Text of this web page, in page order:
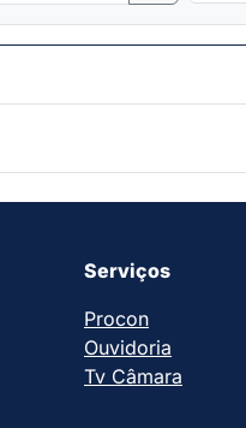
Serviços
Procon
Ouvidoria
Tv Câmara